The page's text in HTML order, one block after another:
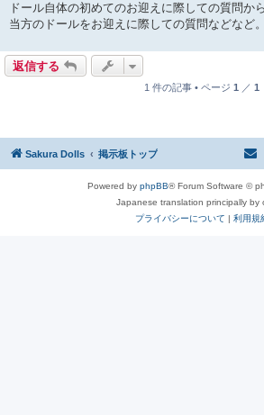
ドール自体の初めてのお迎えに際しての質問から
当方のドールをお迎えに際しての質問などなど。
返信する
1 件の記事 • ページ 1 ／ 1
Sakura Dolls 掲示板トップ
Powered by phpBB® Forum Software ©
Japanese translation principally by
プライバシーについて | 利用規